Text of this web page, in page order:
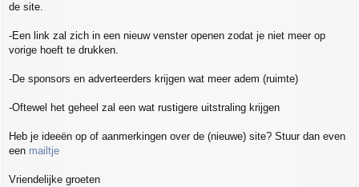
de site.
-Een link zal zich in een nieuw venster openen zodat je niet meer op
vorige hoeft te drukken.
-De sponsors en adverteerders krijgen wat meer adem (ruimte)
-Oftewel het geheel zal een wat rustigere uitstraling krijgen
Heb je ideeën op of aanmerkingen over de (nieuwe) site? Stuur dan even
een mailtje
Vriendelijke groeten